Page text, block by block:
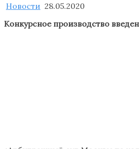
Новости 28.05.2020
Конкурсное производство